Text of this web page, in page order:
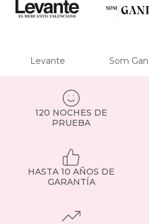
Levante Som
120 NOCHES DE
PRUEBA
HASTA 10 AÑOS DE
GARANTÍA